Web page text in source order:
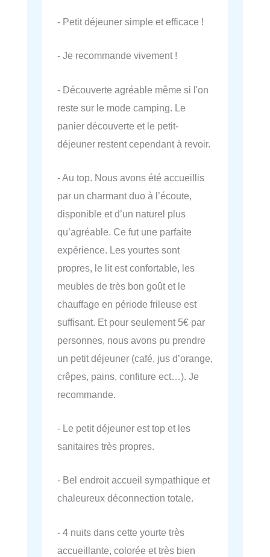
- Petit déjeuner simple et efficace !
- Je recommande vivement !
- Découverte agréable même si l'on
reste sur le mode camping. Le
panier découverte et le petit-
déjeuner restent cependant à revoir.
- Au top. Nous avons été accueillis
par un charmant duo à l’écoute,
disponible et d’un naturel plus
qu’agréable. Ce fut une parfaite
expérience. Les yourtes sont
propres, le lit est confortable, les
meubles de très bon goût et le
chauffage en période frileuse est
suffisant. Et pour seulement 5€ par
personnes, nous avons pu prendre
un petit déjeuner (café, jus d’orange,
crêpes, pains, confiture ect…). Je
recommande.
- Le petit déjeuner est top et les
sanitaires très propres.
- Bel endroit accueil sympathique et
chaleureux déconnection totale.
- 4 nuits dans cette yourte très
accueillante, colorée et très bien